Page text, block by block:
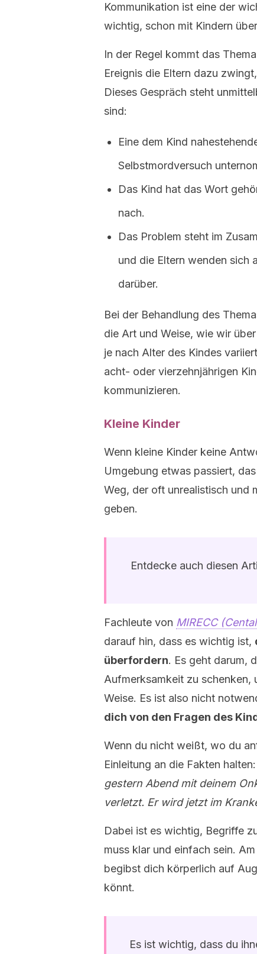
Kommunikation ist eine der
wichtig, schon mit Kindern
In der Regel kommt das
Ereignis die Eltern dazu
Dieses Gespräch steht
sind:
Eine dem Kind
Selbstmordversuch
Das Kind hat das Wort
nach.
Das Problem steht im
und die Eltern wenden sich
darüber.
Bei der Behandlung des
die Art und Weise, wie wir
je nach Alter des Kindes
acht- oder vierzehnjährigen
kommunizieren.
Kleine Kinder
Wenn kleine Kinder keine
Umgebung etwas passiert,
Weg, der oft unrealistisch und
geben.
Entdecke auch diesen
Fachleute von MIRECC
darauf hin, dass es wichtig ist,
überfordern. Es geht darum,
Aufmerksamkeit zu
Weise. Es ist also nicht
dich von den Fragen des
Wenn du nicht weißt, wo du
Einleitung an die Fakten halten:
gestern Abend mit deinem
verletzt. Er wird jetzt im
Dabei ist es wichtig, Begriffe
muss klar und einfach sein.
begibst dich körperlich auf
könnt.
Es ist wichtig, dass du